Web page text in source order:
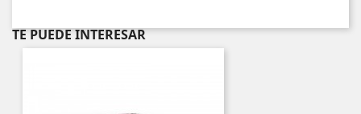
TE PUEDE INTERESAR